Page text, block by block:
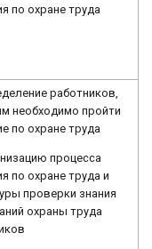
по охране труда
работников,
необходимо пройти
по охране труда
процесса
по охране труда и
проверки знания
охраны труда